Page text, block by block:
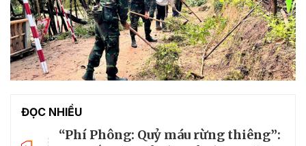
ĐỌC NHIỀU
“Phí Phông: Quỷ máu rừng thiêng”: